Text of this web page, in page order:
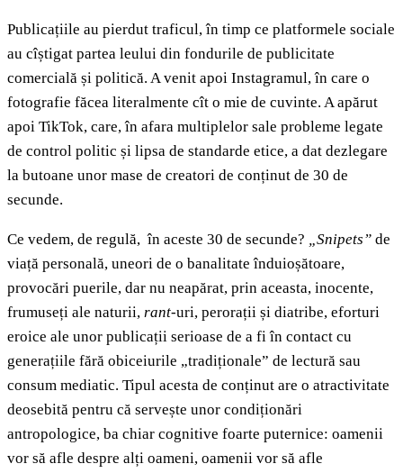
Publicațiile au pierdut traficul, în timp ce platformele sociale
au cîștigat partea leului din fondurile de publicitate
comercială și politică. A venit apoi Instagramul, în care o
fotografie făcea literalmente cît o mie de cuvinte. A apărut
apoi TikTok, care, în afara multiplelor sale probleme legate
de control politic și lipsa de standarde etice, a dat dezlegare
la butoane unor mase de creatori de conținut de 30 de
secunde.
Ce vedem, de regulă, în aceste 30 de secunde? „Snipets” de
viață personală, uneori de o banalitate înduioșătoare,
provocări puerile, dar nu neapărat, prin aceasta, inocente,
frumuseți ale naturii, rant-uri, perorații și diatribe, eforturi
eroice ale unor publicații serioase de a fi în contact cu
generațiile fără obiceiurile „tradiționale” de lectură sau
consum mediatic. Tipul acesta de conținut are o atractivitate
deosebită pentru că servește unor condiționări
antropologice, ba chiar cognitive foarte puternice: oamenii
vor să afle despre alți oameni, oamenii vor să afle